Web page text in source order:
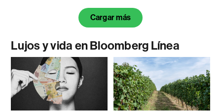
Cargar más
Lujos y vida en Bloomberg Línea